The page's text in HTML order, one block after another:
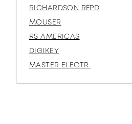
RICHARDSON RFPD
MOUSER
RS AMERICAS
DIGIKEY
MASTER ELECTR.